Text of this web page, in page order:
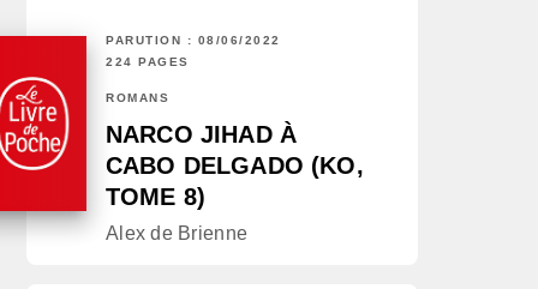
PARUTION : 08/06/2022
224 PAGES
ROMANS
NARCO JIHAD À
CABO DELGADO (KO,
TOME 8)
Alex de Brienne